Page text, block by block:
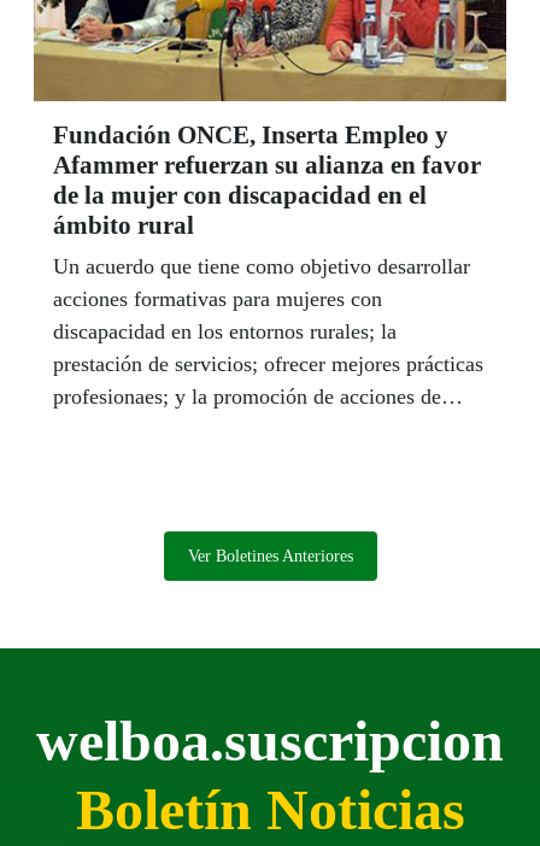
Fundación ONCE, Inserta Empleo y
Afammer refuerzan su alianza en favor
de la mujer con discapacidad en el
ámbito rural
Un acuerdo que tiene como objetivo desarrollar
acciones formativas para mujeres con
discapacidad en los entornos rurales; la
prestación de servicios; ofrecer mejores prácticas
profesionaes; y la promoción de acciones de
Ver Boletines Anteriores
welboa.suscripcion
Boletín Noticias